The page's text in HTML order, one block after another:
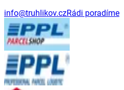
info@truhlikov.czRádi poradíme